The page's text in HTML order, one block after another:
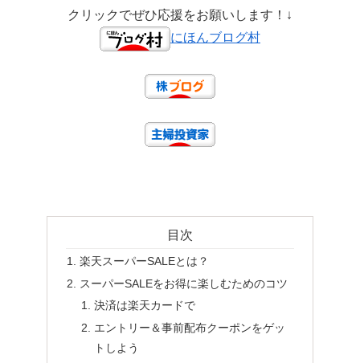
クリックでぜひ応援をお願いします！↓
にほんブログ村
目次
楽天スーパーSALEとは？
スーパーSALEをお得に楽しむためのコツ
決済は楽天カードで
エントリー＆事前配布クーポンをゲッ
トしよう